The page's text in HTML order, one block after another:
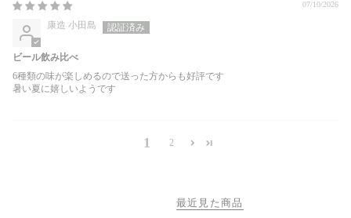
07/10/2026
康造 小田島
ビール飲み比べ
6種類の味が楽しめるので送った方からも好評です
暑い夏に嬉しいようです
1 2
最近見た商品